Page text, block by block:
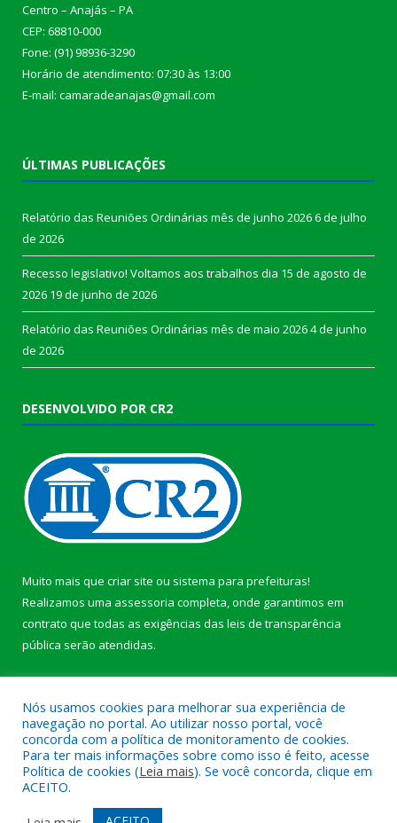
Centro – Anajás – PA
CEP: 68810-000
Fone: (91) 98936-3290
Horário de atendimento: 07:30 às 13:00
E-mail: camaradeanajas@gmail.com
ÚLTIMAS PUBLICAÇÕES
Relatório das Reuniões Ordinárias mês de junho 20266 de julho
de 2026
Recesso legislativo! Voltamos aos trabalhos dia 15 de agosto de
2026 19 de junho de 2026
Relatório das Reuniões Ordinárias mês de maio 20264 de junho
de 2026
DESENVOLVIDO POR CR2
Muito mais que criar site ou sistema para prefeituras!
Realizamos uma assessoria completa, onde garantimos em
contrato que todas as exigências das leis de transparência
pública serão atendidas.
Todos os direitos reservados a Câmara Municipal de Anajás.
Mapa do Site Acessar Área Administrativa
Nós usamos cookies para melhorar sua experiência de
navegação no portal. Ao utilizar nosso portal, você
concorda com a política de monitoramento de cookies.
Para ter mais informações sobre como isso é feito, acesse
Política de cookies (Leia mais). Se você concorda, clique em
ACEITO.